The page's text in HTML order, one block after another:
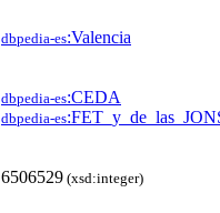
dbpedia-es:Valencia
dbpedia-es:CEDA
dbpedia-es
6506529 (xsd:integer)